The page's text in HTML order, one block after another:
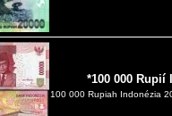
*100 000 Rupií
100 000 Rupiah Indonézia